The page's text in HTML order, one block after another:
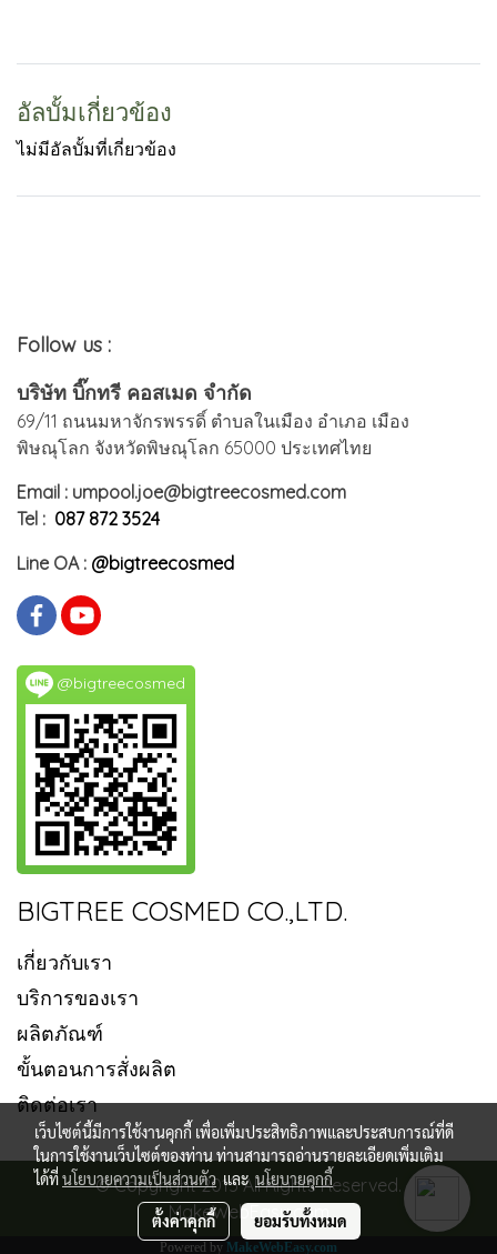
อัลบั้มเกี่ยวข้อง
ไม่มีอัลบั้มที่เกี่ยวข้อง
Follow us :
บริษัท บิ๊กทรี คอสเมด จำกัด
69/11 ถนนมหาจักรพรรดิ์ ตำบลในเมือง อำเภอ เมือง
พิษณุโลก จังหวัดพิษณุโลก 65000 ประเทศไทย
Email : umpool.joe@bigtreecosmed.com
Tel : 087 872 3524
Line OA : @bigtreecosmed
@bigtreecosmed
BIGTREE COSMED CO.,LTD.
เกี่ยวกับเรา
บริการของเรา
ผลิตภัณฑ์
ขั้นตอนการสั่งผลิต
ติดต่อเรา
© Copyright 2015 All Rights Reserved.
MakeWebEasy.com
Powered by MakeWebEasy.com
เว็บไซต์นี้มีการใช้งานคุกกี้ เพื่อเพิ่มประสิทธิภาพและประสบการณ์ที่ดี
ในการใช้งานเว็บไซต์ของท่าน ท่านสามารถอ่านรายละเอียดเพิ่มเติม
ได้ที่นโยบายความเป็นส่วนตัวและ นโยบายคุกกี้
ตั้งค่าคุกกี้ ยอมรับทั้งหมด